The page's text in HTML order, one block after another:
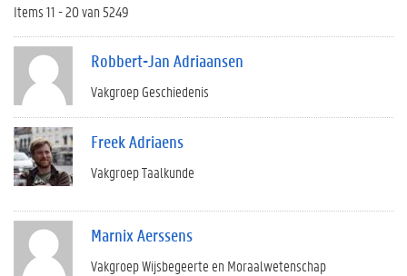
Items 11 - 20 van 5249
Robbert-Jan Adriaansen
Vakgroep Geschiedenis
Freek Adriaens
Vakgroep Taalkunde
Marnix Aerssens
Vakgroep Wijsbegeerte en Moraalwetenschap